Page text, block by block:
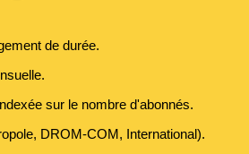
de durée.
sur le nombre d'abonnés.
DROM-COM, International).